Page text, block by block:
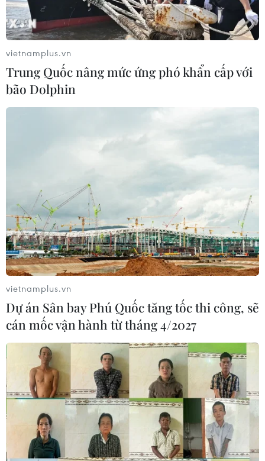
TIN CÙNG CHUYÊN MỤC
Grab bị phạt 1,36 tỷ đồng do vi phạm
vietnamplus.vn
Trung Quốc nâng mức ứng phó khẩn cấp với
bão Dolphin
vietnamplus.vn
Dự án Sân bay Phú Quốc tăng tốc thi công, sẽ
cán mốc vận hành từ tháng 4/2027